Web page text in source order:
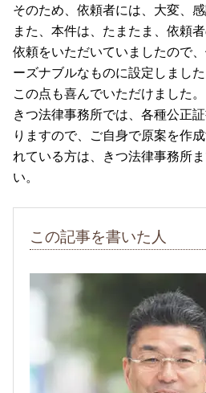
そのため、依頼者には、大変、
また、本件は、たまたま、依頼
依頼をいただいていましたので
ーズナブルなものに設定しました
この点も喜んでいただけました。
きつ法律事務所では、各種公正
りますので、ご自身で原案を作
れている方は、きつ法律事務所
い。
この記事を書いた人